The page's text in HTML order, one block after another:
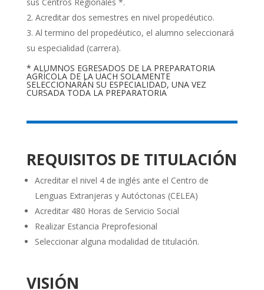
sus Centros Regionales *.
Acreditar dos semestres en nivel propedéutico.
Al termino del propedéutico, el alumno seleccionará
su especialidad (carrera).
* ALUMNOS EGRESADOS DE LA PREPARATORIA
AGRÍCOLA DE LA UACH SOLAMENTE
SELECCIONARÁN SU ESPECIALIDAD, UNA VEZ
CURSADA TODA LA PREPARATORIA
REQUISITOS DE TITULACIÓN
Acreditar el nivel 4 de inglés ante el Centro de
Lenguas Extranjeras y Autóctonas (CELEA)
Acreditar 480 Horas de Servicio Social
Realizar Estancia Preprofesional
Seleccionar alguna modalidad de titulación.
VISIÓN